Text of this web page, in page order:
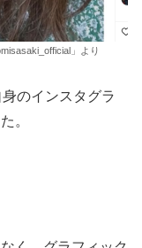
」より
のインスタグラ
。